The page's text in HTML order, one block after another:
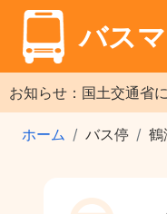
バス
お知らせ：国土交通省
ホーム バス停 鶴